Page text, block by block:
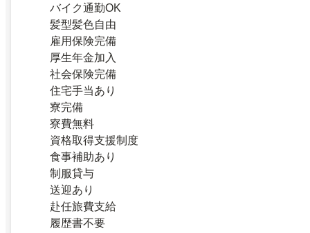
バイク通勤OK
髪型髪色自由
雇用保険完備
厚生年金加入
社会保険完備
住宅手当あり
寮完備
寮費無料
資格取得支援制度
食事補助あり
制服貸与
送迎あり
赴任旅費支給
履歴書不要